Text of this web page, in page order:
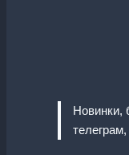
Новинки,